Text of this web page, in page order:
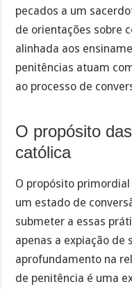
pecados a um
de orientações sobre
alinhada aos
penitências atuam
ao processo de
O propósito
católica
O propósito
um estado de
submeter a essas
apenas a expiação de
aprofundamento na
de penitência é uma